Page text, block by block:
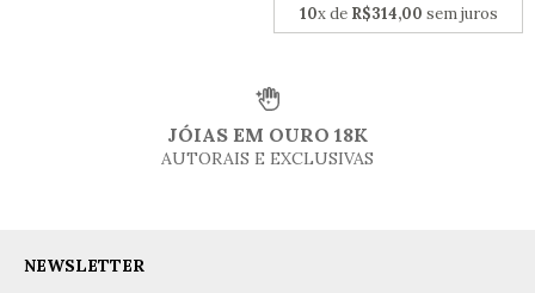
10x de R$314,00 sem juros
JÓIAS EM OURO 18K
AUTORAIS E EXCLUSIVAS
NEWSLETTER